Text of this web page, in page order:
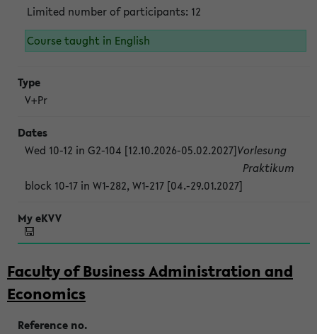
Limited number of participants: 12
Course taught in English
V+Pr
Wed 10-12 in G2-104 [12.10.2026-05.02.2027]Vorlesung
block 10-17 in W1-282, W1-217 [04.-29.01.2027]
Praktikum
Faculty of Business Administration and
Economics